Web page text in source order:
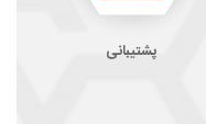
پشتیبانی